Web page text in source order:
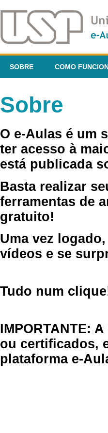
SOBRE COMO
Sobre
O e-Aulas é um
ter acesso à
está publicada
Basta realizar
ferramentas de
gratuito!
Uma vez
vídeos e se
Tudo num
IMPORTANTE:
ou certificados,
plataforma e-